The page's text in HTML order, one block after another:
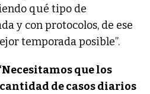
qué tipo de
y con protocolos, de ese
temporada posible”.
que los
de casos diarios